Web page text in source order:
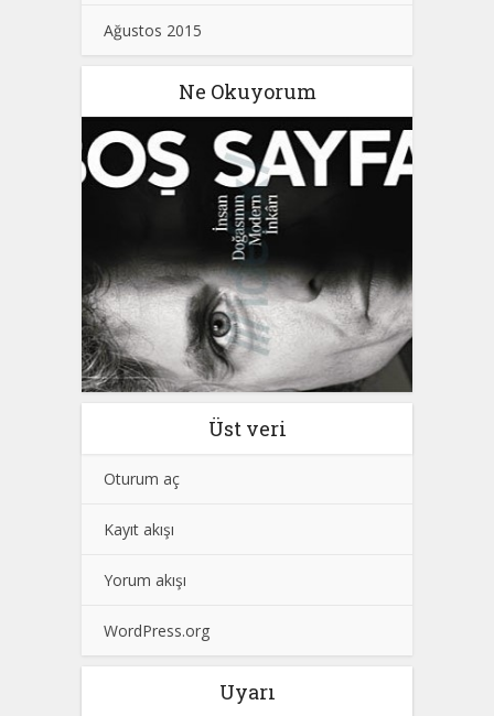
Ağustos 2015
Ne Okuyorum
Üst veri
Oturum aç
Kayıt akışı
Yorum akışı
WordPress.org
Uyarı